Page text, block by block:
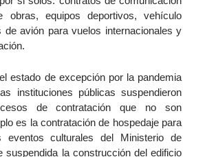
obras, equipos deportivos, vehículo
de avión para vuelos internacionales y
estado de excepción por la pandemia
instituciones públicas suspendieron
de contratación que no son
es la contratación de hospedaje para
culturales del Ministerio de
suspendida la construcción del edificio